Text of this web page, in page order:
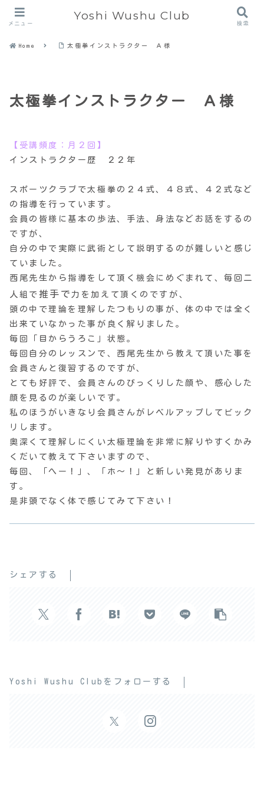
Home 太極拳インストラクター Ａ様
太極拳インストラクター Ａ様
【受講頻度：月２回】
インストラクター歴 ２２年
スポーツクラブで太極拳の２４式、４８式、
４２式など
の指導を行っています。
会員の皆様に基本の歩法、手法、身法などお話をするの
ですが、
自分の中で実際に武術として説明するのが難しいと感じ
ていました 。
西尾先生から指導をして頂く機会にめぐまれて、毎回二
人組で 推手で 力を加えて頂くのですが、
頭の中で理論を理解したつもりの事が、体の中では全く
出来ていなかった事が良く解りました。
毎回「目からうろこ」状態。
毎回自分のレッスンで、 西尾先生から教えて頂いた事を
会員さんと復習するのですが、
とても好評で、会員さんのびっくりした顔や、 感心した
顔を見るのが楽しいです。
私のほうがいきなり会員さんがレベルアップしてビック
リします。
奥深くて理解しにくい太極理論を非常に解りやすくかみ
くだいて教 えて下さいますので、
毎回、「へー！」、「ホ～！」と新しい発見がありま
す。
是非頭でなく体で感じてみて下さい！
シェアする
Yoshi Wushu Clubをフォローする
メニュー
Yoshi Wushu Club
検索